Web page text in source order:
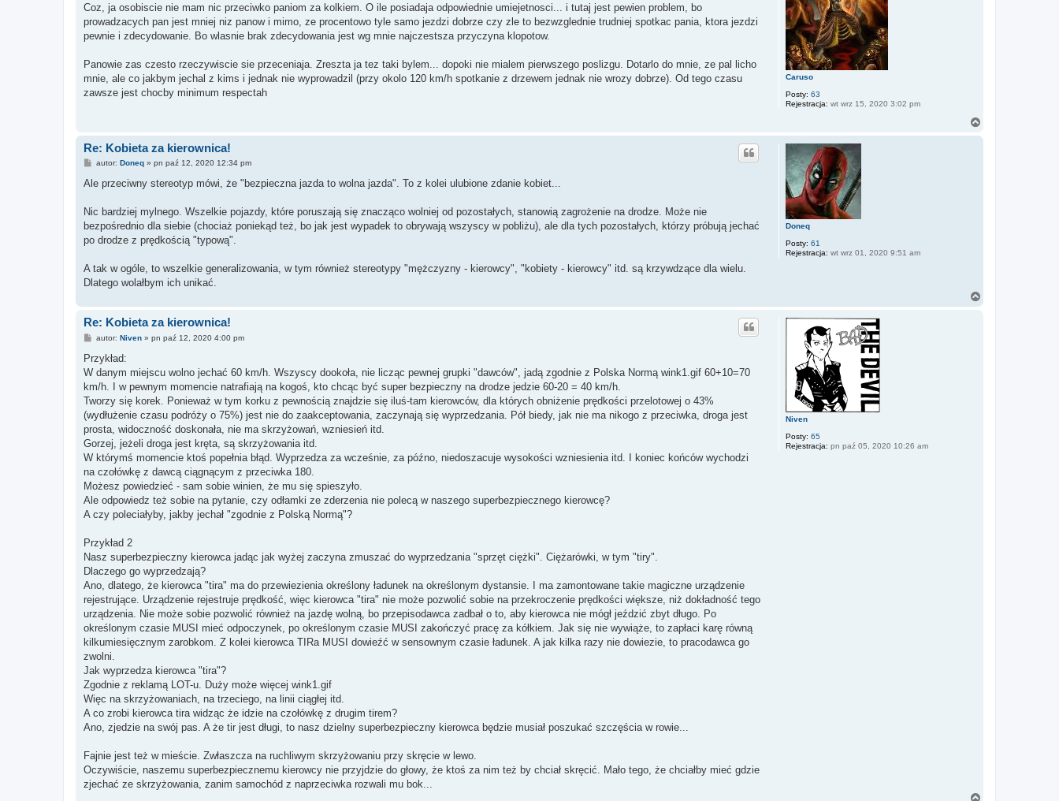
Caruso
Posty: 63
Rejestracja: wt wrz 15, 2020 3:02 pm
s
Coz, ja osobiscie nie mam nic przeciwko paniom za kolkiem. O ile posiadaja odpowiednie umiejetnosci... i tutaj jest pewien problem, bo
prowadzacych pan jest mniej niz panow i mimo, ze procentowo tyle samo jezdzi dobrze czy zle to bezwzglednie trudniej spotkac pania, ktora jezdzi
pewnie i zdecydowanie. Bo wlasnie brak zdecydowania jest wg mnie najczestsza przyczyna klopotow.
Panowie zas czesto rzeczywiscie sie przeceniaja. Zreszta ja tez taki bylem... dopoki nie mialem pierwszego poslizgu. Dotarlo do mnie, ze pal licho
mnie, ale co jakbym jechal z kims i jednak nie wyprowadzil (przy okolo 120 km/h spotkanie z drzewem jednak nie wrozy dobrze). Od tego czasu
zawsze jest chocby minimum respectah
Doneq
Posty: 61
Rejestracja: wt wrz 01, 2020 9:51 am
Re: Kobieta za kierownica!
P
s
autor: Doneq» pn paź 12, 2020 12:34 pm
Ale przeciwny stereotyp mówi, że "bezpieczna jazda to wolna jazda". To z kolei ulubione zdanie kobiet...
Nic bardziej mylnego. Wszelkie pojazdy, które poruszają się znacząco wolniej od pozostałych, stanowią zagrożenie na drodze. Może nie
bezpośrednio dla siebie (chociaż poniekąd też, bo jak jest wypadek to obrywają wszyscy w pobliżu), ale dla tych pozostałych, którzy próbują jechać
po drodze z prędkością "typową".
A tak w ogóle, to wszelkie generalizowania, w tym również stereotypy "mężczyzny - kierowcy", "kobiety - kierowcy" itd. są krzywdzące dla wielu.
Dlatego wolałbym ich unikać.
Niven
Posty: 65
Rejestracja: pn paź 05, 2020 10:26 am
Re: Kobieta za kierownica!
P
s
autor: Niven» pn paź 12, 2020 4:00 pm
Przykład:
W danym miejscu wolno jechać 60 km/h. Wszyscy dookoła, nie licząc pewnej grupki "dawców", jadą zgodnie z Polska Normą wink1.gif 60+10=70
km/h. I w pewnym momencie natrafiają na kogoś, kto chcąc być super bezpieczny na drodze jedzie 60-20 = 40 km/h.
Tworzy się korek. Ponieważ w tym korku z pewnością znajdzie się iluś-tam kierowców, dla których obniżenie prędkości przelotowej o 43%
(wydłużenie czasu podróży o 75%) jest nie do zaakceptowania, zaczynają się wyprzedzania. Pół biedy, jak nie ma nikogo z przeciwka, droga jest
prosta, widoczność doskonała, nie ma skrzyżowań, wzniesień itd.
Gorzej, jeżeli droga jest kręta, są skrzyżowania itd.
W którymś momencie ktoś popełnia błąd. Wyprzedza za wcześnie, za późno, niedoszacuje wysokości wzniesienia itd. I koniec końców wychodzi
na czołówkę z dawcą ciągnącym z przeciwka 180.
Możesz powiedzieć - sam sobie winien, że mu się spieszyło.
Ale odpowiedz też sobie na pytanie, czy odłamki ze zderzenia nie polecą w naszego superbezpiecznego kierowcę?
A czy poleciałyby, jakby jechał "zgodnie z Polską Normą"?
Przykład 2
Nasz superbezpieczny kierowca jadąc jak wyżej zaczyna zmuszać do wyprzedzania "sprzęt ciężki". Ciężarówki, w tym "tiry".
Dlaczego go wyprzedzają?
Ano, dlatego, że kierowca "tira" ma do przewiezienia określony ładunek na określonym dystansie. I ma zamontowane takie magiczne urządzenie
rejestrujące. Urządzenie rejestruje prędkość, więc kierowca "tira" nie może pozwolić sobie na przekroczenie prędkości większe, niż dokładność tego
urządzenia. Nie może sobie pozwolić również na jazdę wolną, bo przepisodawca zadbał o to, aby kierowca nie mógł jeździć zbyt długo. Po
określonym czasie MUSI mieć odpoczynek, po określonym czasie MUSI zakończyć pracę za kółkiem. Jak się nie wywiąże, to zapłaci karę równą
kilkumiesięcznym zarobkom. Z kolei kierowca TIRa MUSI dowieźć w sensownym czasie ładunek. A jak kilka razy nie dowiezie, to pracodawca go
zwolni.
Jak wyprzedza kierowca "tira"?
Zgodnie z reklamą LOT-u. Duży może więcej wink1.gif
Więc na skrzyżowaniach, na trzeciego, na linii ciągłej itd.
A co zrobi kierowca tira widząc że idzie na czołówkę z drugim tirem?
Ano, zjedzie na swój pas. A że tir jest długi, to nasz dzielny superbezpieczny kierowca będzie musiał poszukać szczęścia w rowie...
Fajnie jest też w mieście. Zwłaszcza na ruchliwym skrzyżowaniu przy skręcie w lewo.
Oczywiście, naszemu superbezpiecznemu kierowcy nie przyjdzie do głowy, że ktoś za nim też by chciał skręcić. Mało tego, że chciałby mieć gdzie
zjechać ze skrzyżowania, zanim samochód z naprzeciwka rozwali mu bok...